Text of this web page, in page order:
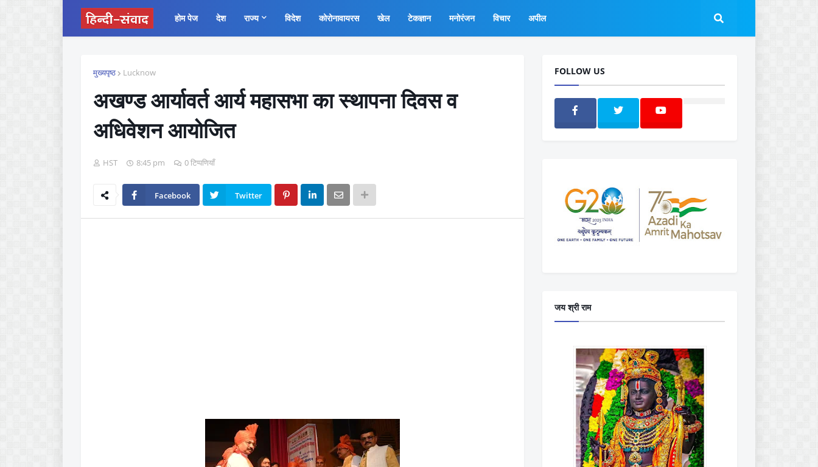
होम पेज देश राज्य विदेश कोरोनावायरस खेल टेकज्ञान मनोरंजन विचार अपील
मुख्यपृष्ठ Lucknow
अखण्ड आर्यावर्त आर्य महासभा का स्थापना दिवस व
अधिवेशन आयोजित
HST 8:45 pm 0 टिप्पणियाँ
Facebook Twitter
FOLLOW US
जय श्री राम